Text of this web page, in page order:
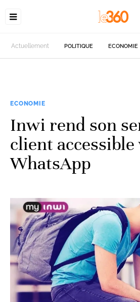
Actuellement POLITIQUE ECONOMIE
ECONOMIE
Inwi rend son
client accessible
WhatsApp